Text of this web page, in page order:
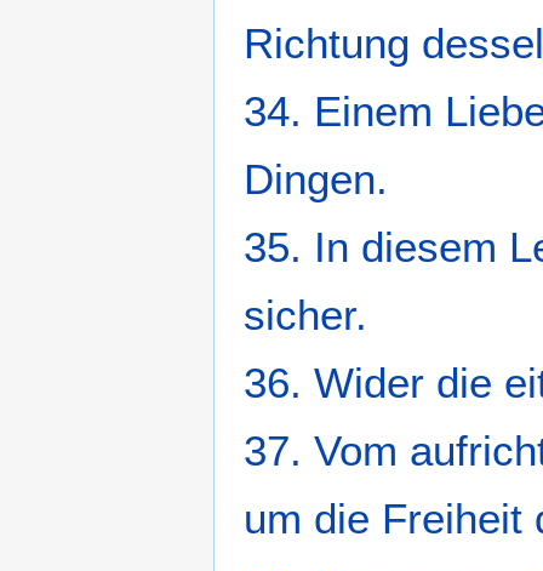
Richtung
34. Einem
Dingen.
35. In diesem
sicher.
36. Wider die
37. Vom
um die Freiheit